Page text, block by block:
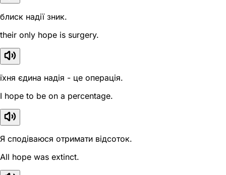
блиск надії зник.
their only hope is surgery.
їхня єдина надія - це операція.
I hope to be on a percentage.
Я сподіваюся отримати відсоток.
All hope was extinct.